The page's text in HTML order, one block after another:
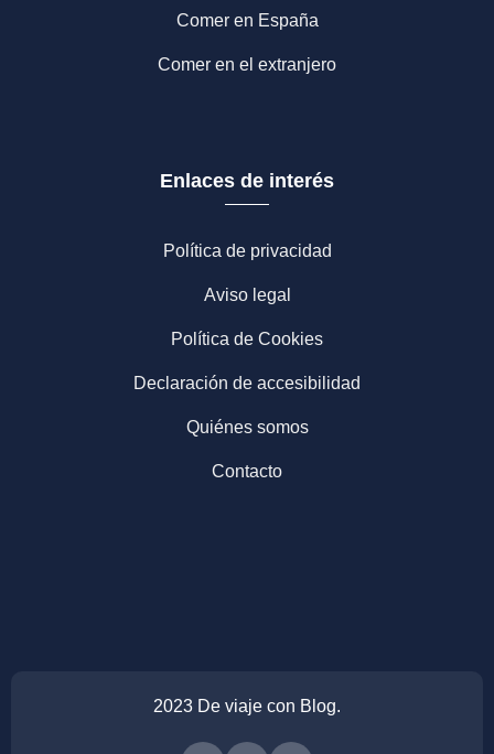
Comer en España
Comer en el extranjero
Enlaces de interés
Política de privacidad
Aviso legal
Política de Cookies
Declaración de accesibilidad
Quiénes somos
Contacto
2023 De viaje con Blog.